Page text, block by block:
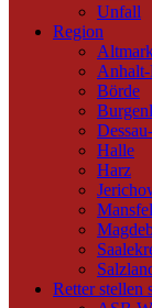
Unfall
Region
Börde
Halle
Harz
Retter stellen